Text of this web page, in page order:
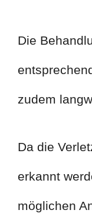
Die
zudem
Da die
erkannt
möglichen